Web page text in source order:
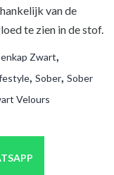
van de
te zien in de stof.
Zwart,
, Sober, Sober
Velours